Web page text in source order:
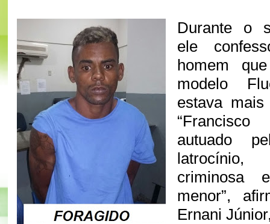
Durante o
ele
homem
modelo
estava
“Francisco
autuado
criminosa
menor”,
Ernani